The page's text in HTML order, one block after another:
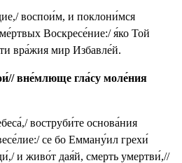
воспои́м, и поклони́мся
Воскресе́ние:/ я́ко Той
вра́жия мир Избавле́й.
вне́млюще гла́су моле́ния
воструби́те основа́ния
се бо Емману́ил грехи́
и живо́т дая́й, смерть умертви́,//